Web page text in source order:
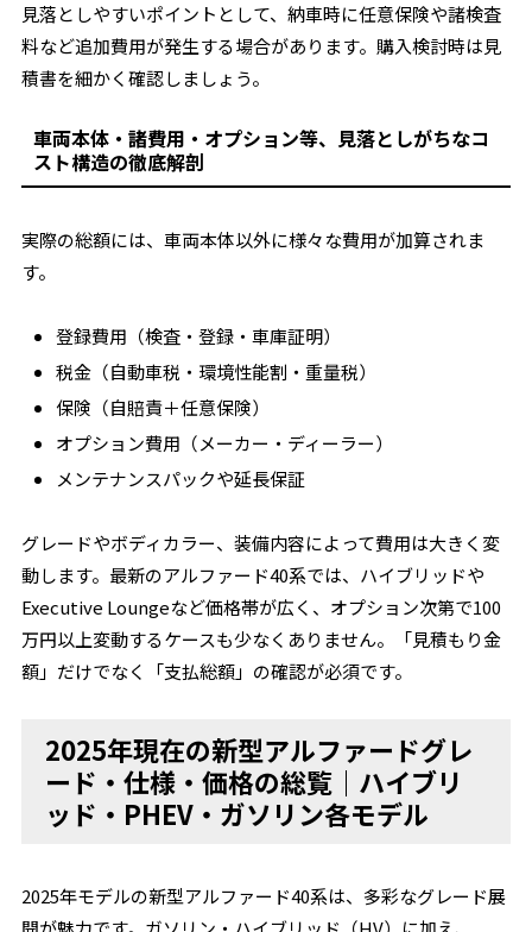
見落としやすいポイントとして、納車時に任意保険や諸検査
料など追加費用が発生する場合があります。購入検討時は見
積書を細かく確認しましょう。
車両本体・諸費用・オプション等、見落としがちなコ
スト構造の徹底解剖
実際の総額には、車両本体以外に様々な費用が加算されま
す。
登録費用（検査・登録・車庫証明）
税金（自動車税・環境性能割・重量税）
保険（自賠責＋任意保険）
オプション費用（メーカー・ディーラー）
メンテナンスパックや延長保証
グレードやボディカラー、装備内容によって費用は大きく変
動します。最新のアルファード40系では、ハイブリッドや
Executive Loungeなど価格帯が広く、オプション次第で100
万円以上変動するケースも少なくありません。「見積もり金
額」だけでなく「支払総額」の確認が必須です。
2025年現在の新型アルファードグレ
ード・仕様・価格の総覧｜ハイブリ
ッド・PHEV・ガソリン各モデル
2025年モデルの新型アルファード40系は、多彩なグレード展